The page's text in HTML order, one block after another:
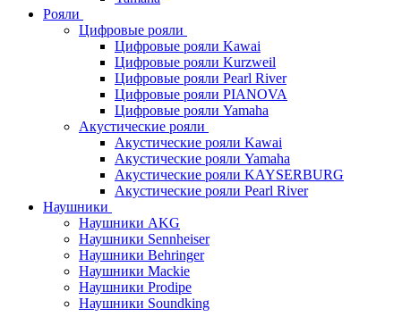
Рояли
Цифровые рояли
Цифровые рояли Kawai
Цифровые рояли Kurzweil
Цифровые рояли Pearl River
Цифровые рояли PIANOVA
Цифровые рояли Yamaha
Акустические рояли
Акустические рояли Kawai
Акустические рояли Yamaha
Акустические рояли KAYSERBURG
Акустические рояли Pearl River
Наушники
Наушники AKG
Наушники Sennheiser
Наушники Behringer
Наушники Mackie
Наушники Prodipe
Наушники Soundking